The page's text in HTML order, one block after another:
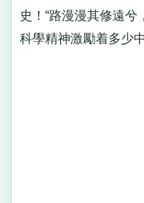
史！“路漫漫其修遠兮
科學精神激勵着多少